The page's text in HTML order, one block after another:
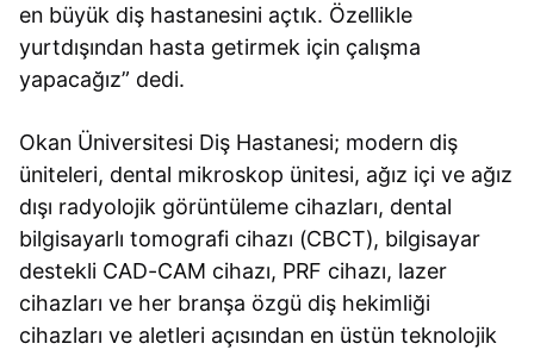
en büyük diş hastanesini açtık. Özellikle
yurtdışından hasta getirmek için çalışma
yapacağız” dedi.
Okan Üniversitesi Diş Hastanesi; modern diş
üniteleri, dental mikroskop ünitesi, ağız içi ve ağız
dışı radyolojik görüntüleme cihazları, dental
bilgisayarlı tomografi cihazı (CBCT), bilgisayar
destekli CAD-CAM cihazı, PRF cihazı, lazer
cihazları ve her branşa özgü diş hekimliği
cihazları ve aletleri açısından en üstün teknolojik